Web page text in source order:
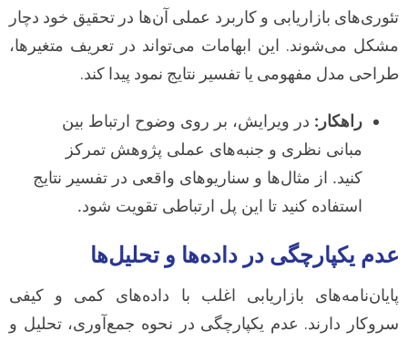
تئوری‌های بازاریابی و کاربرد عملی آن‌ها در تحقیق خود دچار
مشکل می‌شوند. این ابهامات می‌تواند در تعریف متغیرها،
طراحی مدل مفهومی یا تفسیر نتایج نمود پیدا کند.
راهکار: در ویرایش، بر روی وضوح ارتباط بین
مبانی نظری و جنبه‌های عملی پژوهش تمرکز
کنید. از مثال‌ها و سناریوهای واقعی در تفسیر نتایج
استفاده کنید تا این پل ارتباطی تقویت شود.
عدم یکپارچگی در داده‌ها و تحلیل‌ها
پایان‌نامه‌های بازاریابی اغلب با داده‌های کمی و کیفی
سروکار دارند. عدم یکپارچگی در نحوه جمع‌آوری، تحلیل و